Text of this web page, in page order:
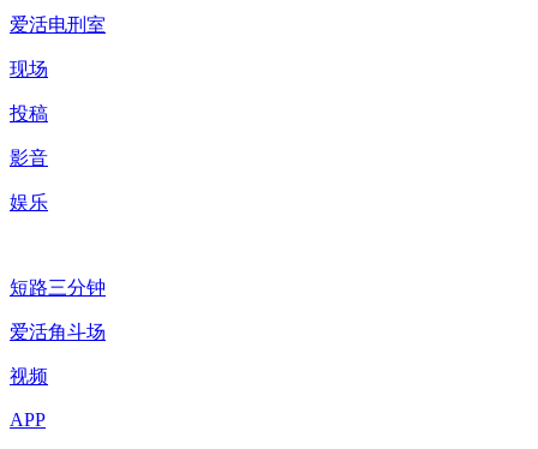
爱活电刑室
现场
投稿
影音
娱乐
短路三分钟
爱活角斗场
视频
APP